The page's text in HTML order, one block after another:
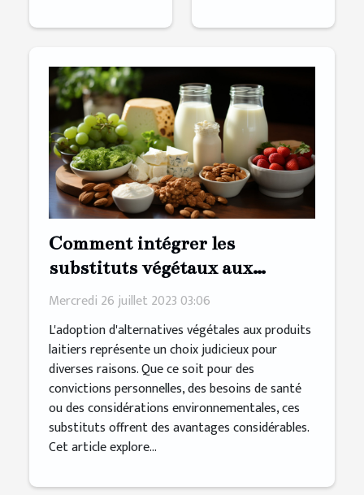
Comment intégrer les
substituts végétaux aux
produits laitiers dans votre
Mercredi 26 juillet 2023 03:06
L'adoption d'alternatives végétales aux produits
laitiers représente un choix judicieux pour
diverses raisons. Que ce soit pour des
convictions personnelles, des besoins de santé
ou des considérations environnementales, ces
substituts offrent des avantages considérables.
Cet article explore...